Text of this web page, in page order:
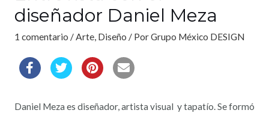
diseñador Daniel Meza
1 comentario /Arte, Diseño / PorGrupo México DESIGN
Daniel Meza es diseñador, artista visual y tapatío. Se formó